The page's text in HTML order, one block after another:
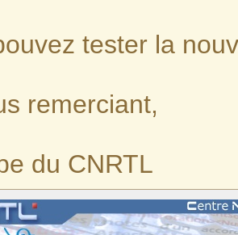
tester la
remerciant,
du CNRTL